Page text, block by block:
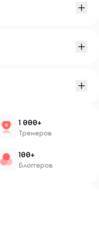
1 000+
Тренеров
100+
Блоггеров